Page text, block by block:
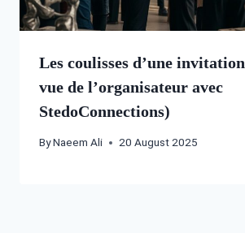
Les coulisses d’une
vue de l’organisateur avec
StedoConnections)
ByNaeem Ali 20 August 2025